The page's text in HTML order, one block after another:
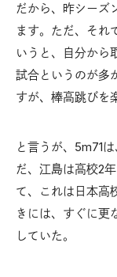
だから、昨シーズ
ます。ただ、それ
いうと、自分から
試合というのが多
すが、棒高跳びを
と言うが、5m71
だ、江島は高校2
て、これは日本高
きには、すぐに更
していた。